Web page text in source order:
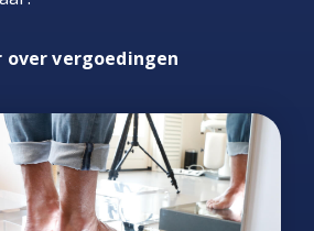
over vergoedingen